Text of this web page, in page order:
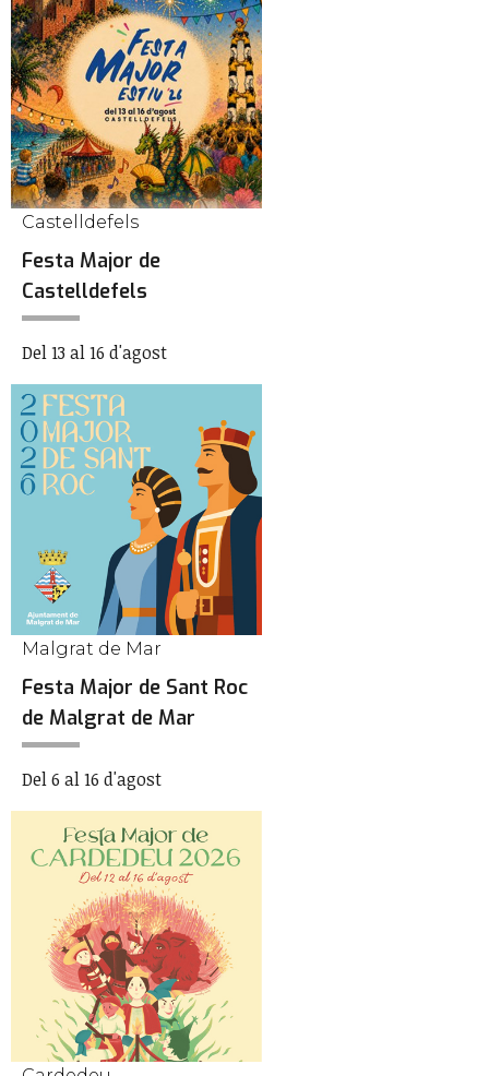
Castelldefels
Festa Major de
Castelldefels
Del 13 al 16 d'agost
Malgrat de Mar
Festa Major de Sant Roc
de Malgrat de Mar
Del 6 al 16 d'agost